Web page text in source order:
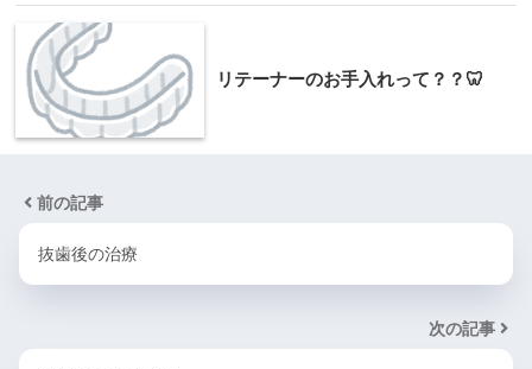
リテーナーのお手入れって？？🦷
前の記事
抜歯後の治療
次の記事